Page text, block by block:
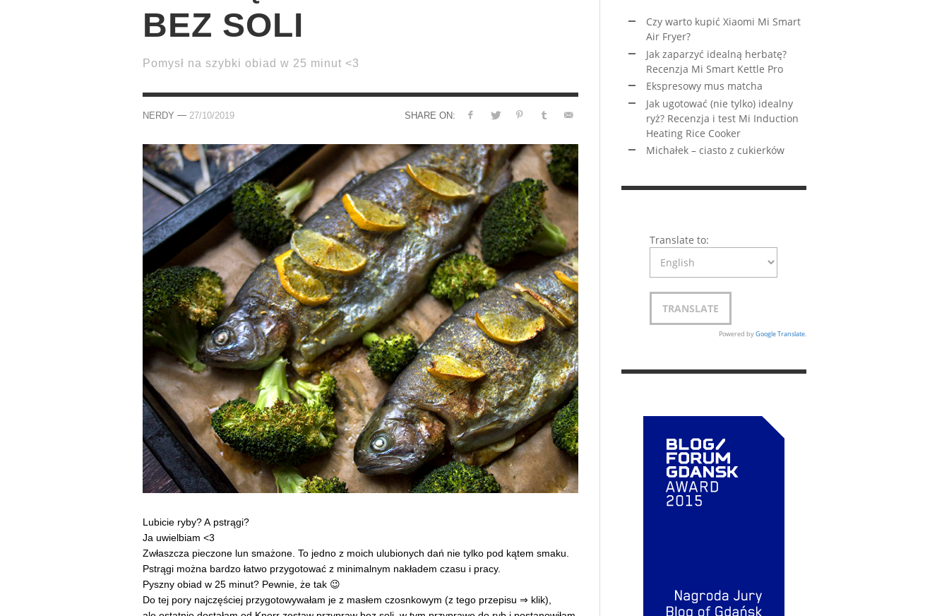
BEZ SOLI
Pomysł na szybki obiad w 25 minut <3
SHARE ON:
NERDY — 27/10/2019
Lubicie ryby? A pstrągi?
Ja uwielbiam <3
Zwłaszcza pieczone lun smażone. To jedno z moich ulubionych dań nie tylko pod kątem smaku.
Pstrągi można bardzo łatwo przygotować z minimalnym nakładem czasu i pracy.
Pyszny obiad w 25 minut? Pewnie, że tak 😉
Do tej pory najczęściej przygotowywałam je z masłem czosnkowym (z tego przepisu ⇒ klik),
Czy warto kupić Xiaomi Mi Smart
Air Fryer?
Jak zaparzyć idealną herbatę?
Recenzja Mi Smart Kettle Pro
Ekspresowy mus matcha
Jak ugotować (nie tylko) idealny
ryż? Recenzja i test Mi Induction
Heating Rice Cooker
Michałek – ciasto z cukierków
Translate to:
Powered byGoogle Translate.